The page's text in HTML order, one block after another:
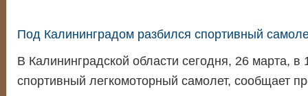
Под Калининградом разбился спортивный
В Калининградской области сегодня, 26 марта, в
спортивный легкомоторный самолет, сообщает